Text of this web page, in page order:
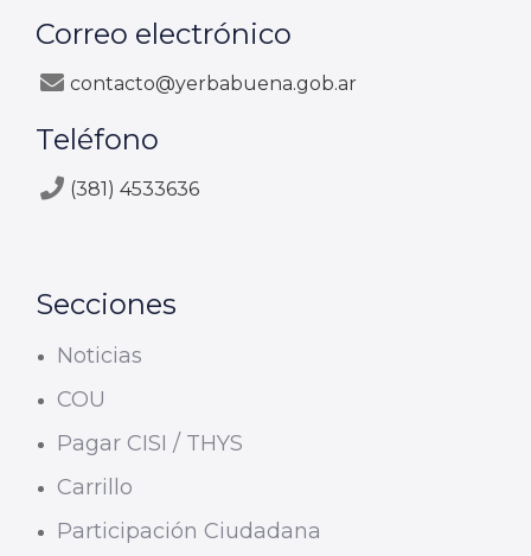
Correo electrónico
contacto@yerbabuena.gob.ar
Teléfono
(381) 4533636
Secciones
Noticias
COU
Pagar CISI / THYS
Carrillo
Participación Ciudadana